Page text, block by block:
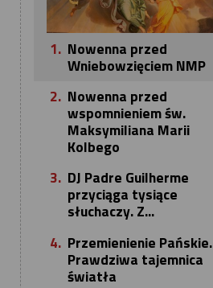
1. Nowenna przed
Wniebowzięciem NMP
2. Nowenna przed
wspomnieniem św.
Maksymiliana Marii
Kolbego
3. DJ Padre Guilherme
przyciąga tysiące
słuchaczy. Z...
4. Przemienienie Pańskie.
Prawdziwa tajemnica
światła